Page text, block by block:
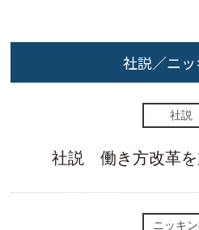
社説／ニ
社説
社説 働き方改革を
ニッキ